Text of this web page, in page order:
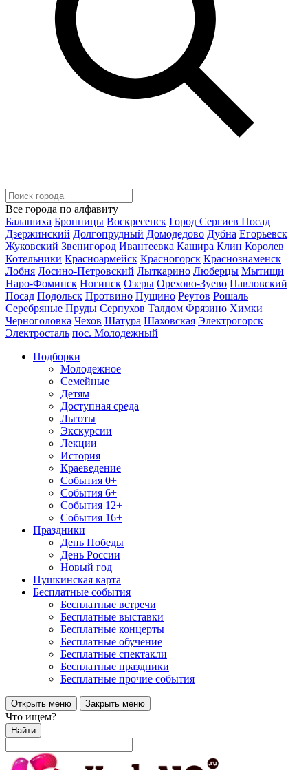
Все города по алфавиту
Балашиха Бронницы Воскресенск Город Сергиев Посад
Дзержинский Долгопрудный Домодедово Дубна Егорьевск
Жуковский Звенигород Ивантеевка Кашира Клин Королев
Котельники Красноармейск Красногорск Краснознаменск
Лобня Лосино-Петровский Лыткарино Люберцы Мытищи
Наро-Фоминск Ногинск Озеры Орехово-Зуево Павловский
Посад Подольск Протвино Пущино Реутов Рошаль
Серебряные Пруды Серпухов Талдом Фрязино Химки
Черноголовка Чехов Шатура Шаховская Электрогорск
Электросталь пос. Молодежный
Подборки
Молодежное
Семейные
Детям
Доступная среда
Льготы
Экскурсии
Лекции
История
Краеведение
События 0+
События 6+
События 12+
События 16+
Праздники
День Победы
День России
Новый год
Пушкинская карта
Бесплатные события
Бесплатные встречи
Бесплатные выставки
Бесплатные концерты
Бесплатные обучение
Бесплатные спектакли
Бесплатные праздники
Бесплатные прочие события
Открыть меню Закрыть меню
Что ищем?
Найти